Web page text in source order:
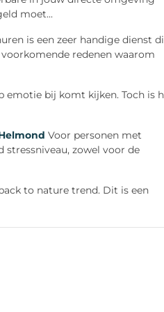
moet...
is een zeer handige dienst
redenen waarom
emotie bij komt kijken. Toch is
Voor personen met
zowel voor de
to nature trend. Dit is een